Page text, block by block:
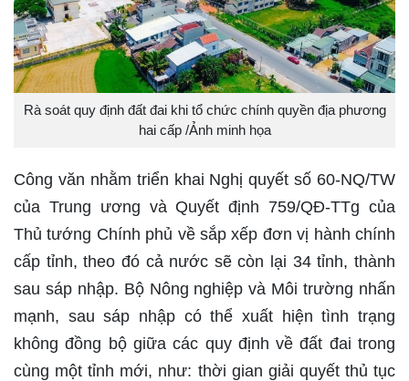
Rà soát quy định đất đai khi tổ chức chính quyền địa phương
hai cấp /Ảnh minh họa
Công văn nhằm triển khai Nghị quyết số 60-NQ/TW
của Trung ương và Quyết định 759/QĐ-TTg của
Thủ tướng Chính phủ về sắp xếp đơn vị hành chính
cấp tỉnh, theo đó cả nước sẽ còn lại 34 tỉnh, thành
sau sáp nhập. Bộ Nông nghiệp và Môi trường nhấn
mạnh, sau sáp nhập có thể xuất hiện tình trạng
không đồng bộ giữa các quy định về đất đai trong
cùng một tỉnh mới, như: thời gian giải quyết thủ tục